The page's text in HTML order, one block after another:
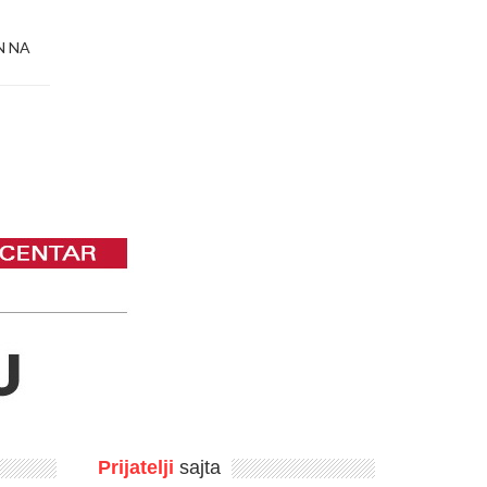
NA
Prijatelji sajta